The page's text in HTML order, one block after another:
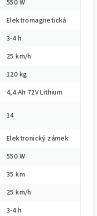
550 W
Elektromagnetická
3-4 h
25 km/h
120 kg
4,4 Ah 72V Lithium
14
Elektronický zámek
550 W
35 km
25 km/h
3-4 h